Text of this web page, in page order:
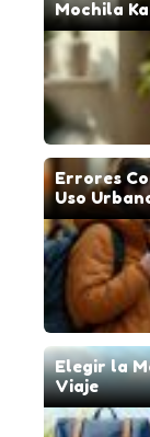
Mochila
Errores
Uso
Elegir la
Viaje